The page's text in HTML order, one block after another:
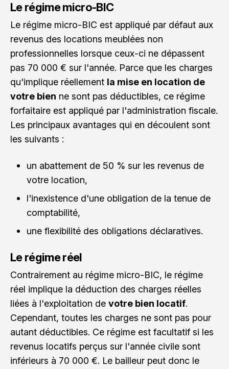
Le régime micro-BIC
Le régime micro-BIC est appliqué par défaut aux
revenus des locations meublées non
professionnelles lorsque ceux-ci ne dépassent
pas 70 000 € sur l'année. Parce que les charges
qu'implique réellement la mise en location de
votre bien ne sont pas déductibles, ce régime
forfaitaire est appliqué par l'administration fiscale.
Les principaux avantages qui en découlent sont
les suivants :
un abattement de 50 % sur les revenus de
votre location,
l'inexistence d'une obligation de la tenue de
comptabilité,
une flexibilité des obligations déclaratives.
Le régime réel
Contrairement au régime micro-BIC, le régime
réel implique la déduction des charges réelles
liées à l'exploitation de votre bien locatif.
Cependant, toutes les charges ne sont pas pour
autant déductibles. Ce régime est facultatif si les
revenus locatifs perçus sur l'année civile sont
inférieurs à 70 000 €. Le bailleur peut donc le